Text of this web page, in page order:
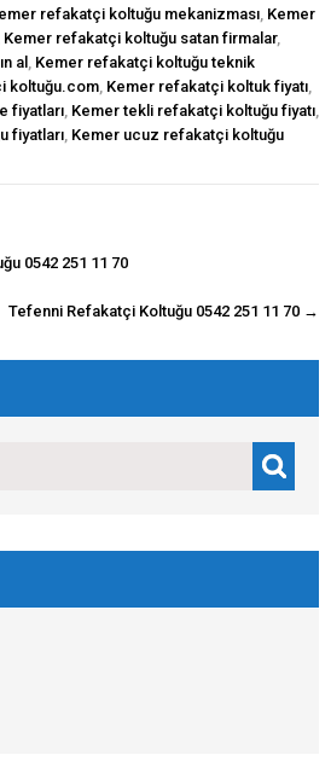
refakatçi koltuğu mekanizması Kemer
Kemer refakatçi koltuğu satan firmalar,
al Kemer refakatçi koltuğu teknik
koltuğu.com Kemer refakatçi koltuk fiyatı
fiyatları Kemer tekli refakatçi koltuğu fiyatı
fiyatları Kemer ucuz refakatçi koltuğu
0542 251 11 70
Tefenni Refakatçi Koltuğu 0542 251 11 70 →